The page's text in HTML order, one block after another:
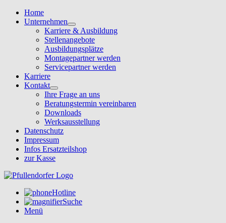
Home
Unternehmen
Karriere & Ausbildung
Stellenangebote
Ausbildungsplätze
Montagepartner werden
Servicepartner werden
Karriere
Kontakt
Ihre Frage an uns
Beratungstermin vereinbaren
Downloads
Werksausstellung
Datenschutz
Impressum
Infos Ersatzteilshop
zur Kasse
Hotline
Suche
Menü